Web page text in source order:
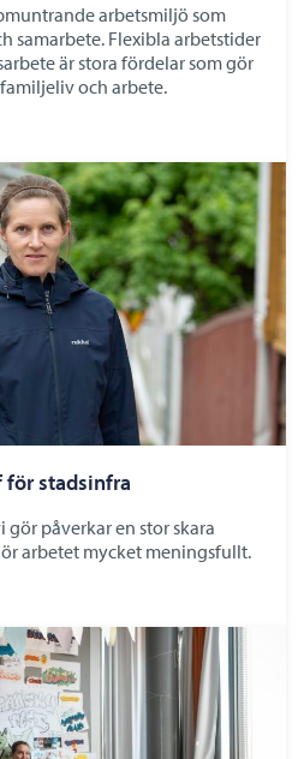
arbetsmiljö som
samarbete. Flexibla arbetstider
är stora fördelar som gör
och arbete.
för stadsinfra
påverkar en stor skara
arbetet mycket meningsfullt.